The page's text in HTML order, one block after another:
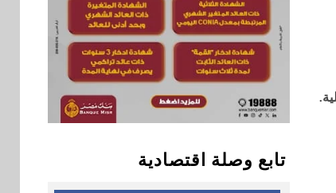
تابع وصلة اقتصادية